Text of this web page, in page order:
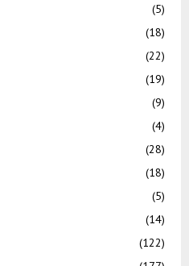
(5)
(18)
(22)
(19)
(9)
(4)
(28)
(18)
(5)
(14)
(122)